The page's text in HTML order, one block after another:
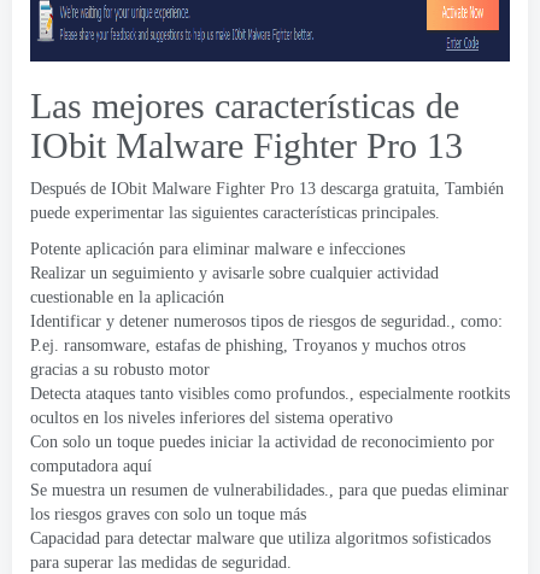
Las mejores características de
IObit Malware Fighter Pro 13
Después de IObit Malware Fighter Pro 13 descarga gratuita, También
puede experimentar las siguientes características principales.
Potente aplicación para eliminar malware e infecciones
Realizar un seguimiento y avisarle sobre cualquier actividad
cuestionable en la aplicación
Identificar y detener numerosos tipos de riesgos de seguridad., como:
P.ej. ransomware, estafas de phishing, Troyanos y muchos otros
gracias a su robusto motor
Detecta ataques tanto visibles como profundos., especialmente rootkits
ocultos en los niveles inferiores del sistema operativo
Con solo un toque puedes iniciar la actividad de reconocimiento por
computadora aquí
Se muestra un resumen de vulnerabilidades., para que puedas eliminar
los riesgos graves con solo un toque más
Capacidad para detectar malware que utiliza algoritmos sofisticados
para superar las medidas de seguridad.